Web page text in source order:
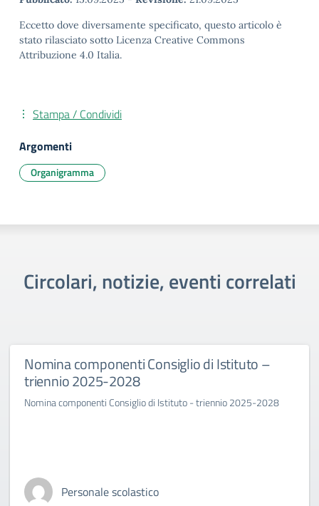
Eccetto dove diversamente specificato, questo articolo è
stato rilasciato sotto Licenza Creative Commons
Attribuzione 4.0 Italia.
Stampa / Condividi
Argomenti
Organigramma
Circolari, notizie, eventi correlati
Nomina componenti Consiglio di Istituto –
triennio 2025-2028
Nomina componenti Consiglio di Istituto - triennio 2025-2028
Personale scolastico